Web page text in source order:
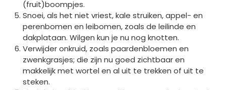
(fruit)boompjes.
Snoei, als het niet vriest, kale struiken, appel- en
perenbomen en leibomen, zoals de leilinde en
dakplataan. Wilgen kun je nu nog knotten.
Verwijder onkruid, zoals paardenbloemen en
zwenkgrasjes; die zijn nu goed zichtbaar en
makkelijk met wortel en al uit te trekken of uit te
steken.